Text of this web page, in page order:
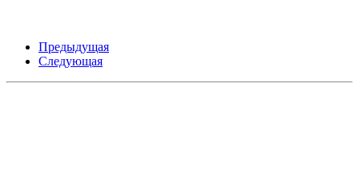
Предыдущая
Следующая